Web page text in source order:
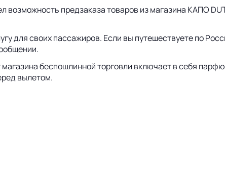
возможность предзаказа товаров из магазина КАПО
для своих пассажиров. Если вы путешествуете по
беспошлинной торговли включает в себя
вылетом.